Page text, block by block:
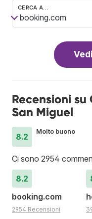
CERCA A…
Recensioni
San Miguel
8.2
Molto buono
Ci sono 2954
8.2
booking.com
2954 Recensioni